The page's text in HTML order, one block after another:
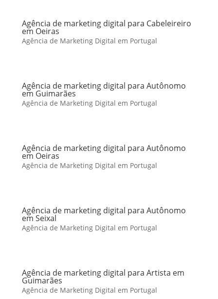
Agência de marketing digital para Cabeleireiro
em Oeiras
Agência de Marketing Digital em Portugal
Agência de marketing digital para Autônomo
em Guimarães
Agência de Marketing Digital em Portugal
Agência de marketing digital para Autônomo
em Oeiras
Agência de Marketing Digital em Portugal
Agência de marketing digital para Autônomo
em Seixal
Agência de Marketing Digital em Portugal
Agência de marketing digital para Artista em
Guimarães
Agência de Marketing Digital em Portugal